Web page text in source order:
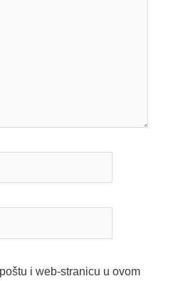
i web-stranicu u ovom